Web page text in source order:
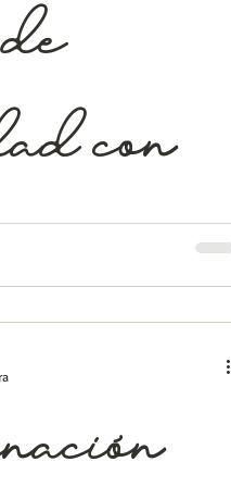
con
e hijos. Mucho tiene que